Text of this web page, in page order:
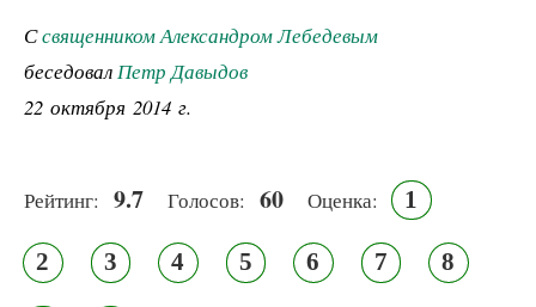
Ссвященником Александром Лебедевым
беседовалПетр Давыдов
22 октября 2014 г.
Рейтинг: 9.7 Голосов: 60 Оценка: 1
2 3 4 5 6 7 8